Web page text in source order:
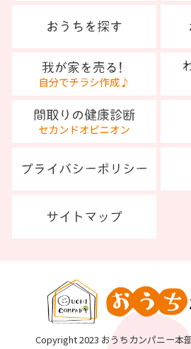
Copyright 2023 おうちカンパニー本